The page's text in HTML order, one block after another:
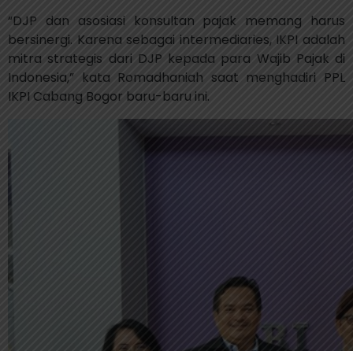
“DJP dan asosiasi konsultan pajak memang harus
bersinergi. Karena sebagai intermediaries, IKPI adalah
mitra strategis dari DJP kepada para Wajib Pajak di
Indonesia,” kata Romadhaniah saat menghadiri PPL
IKPI Cabang Bogor baru-baru ini.